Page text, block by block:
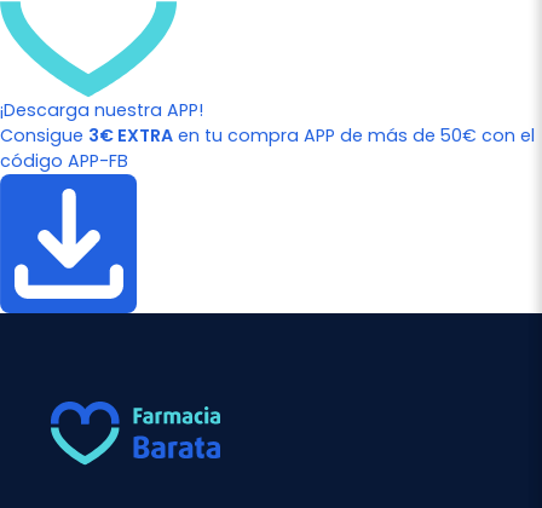
¡Descarga nuestra APP!
Consigue 3€ EXTRA en tu compra APP de más de 50€ con el
código APP-FB